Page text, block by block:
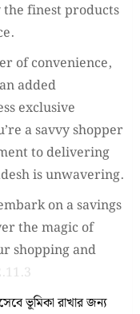
finest products
of convenience,
added
exclusive
a savvy shopper
to delivering
is unwavering.
on a savings
the magic of
shopping and
ভূমিকা রাখার জন্য